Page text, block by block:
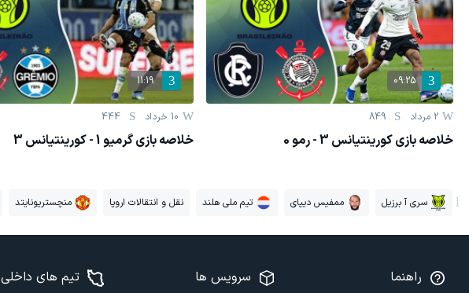
09:25
2 مرداد 849
خلاصه بازی کورینتیانس 3 - رمو 0
11:19
10 خرداد 444
خلاصه بازی گرمیو 1 - کورینتیانس 3
سری آ برزیل ممفیس دیپای تیم ملی هلند نقل و انتقالات اروپا منچستریونایتد
راهنما سرویس ها تیم های داخلی